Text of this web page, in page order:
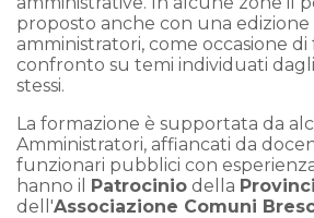
proposto anche con una edizione
amministratori, come occasione
confronto su temi individuati
stessi.
La formazione è supportata da
Amministratori, affiancati da
funzionari pubblici con
hanno il Patrocinio della
dell'Associazione Comuni